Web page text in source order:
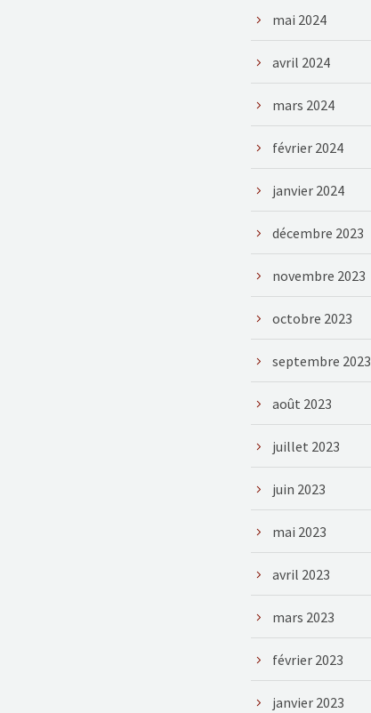
mai 2024
avril 2024
mars 2024
février 2024
janvier 2024
décembre 2023
novembre 2023
octobre 2023
septembre 2023
août 2023
juillet 2023
juin 2023
mai 2023
avril 2023
mars 2023
février 2023
janvier 2023